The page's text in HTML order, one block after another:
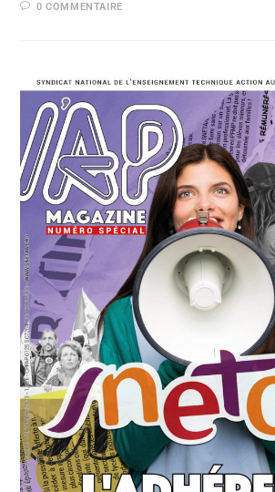
0 COMMENTAIRE